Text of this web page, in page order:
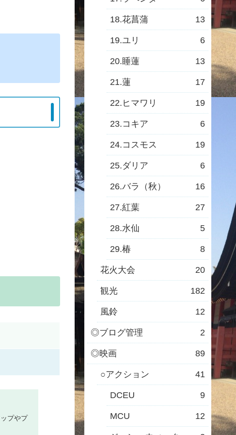
プやプ
18.花菖蒲 13
19.ユリ 6
20.睡蓮 13
21.蓮 17
22.ヒマワリ 19
23.コキア 6
24.コスモス 19
25.ダリア 6
26.バラ（秋） 16
27.紅葉 27
28.水仙 5
29.椿 8
花火大会 20
観光 182
風鈴 12
◎ブログ管理 2
◎映画 89
○アクション 41
DCEU 9
MCU 12